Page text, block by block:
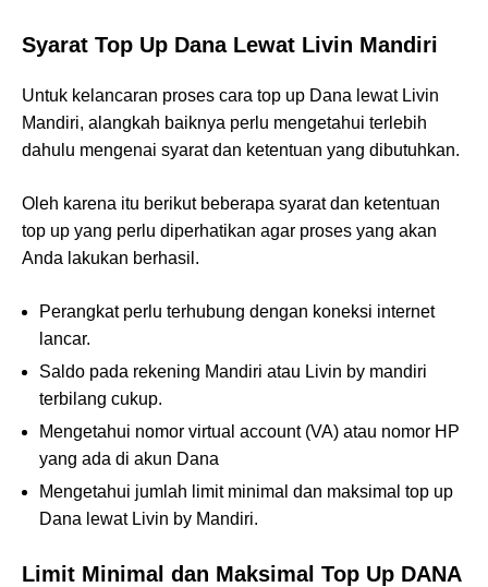
Syarat Top Up Dana Lewat Livin Mandiri
Untuk kelancaran proses cara top up Dana lewat Livin
Mandiri, alangkah baiknya perlu mengetahui terlebih
dahulu mengenai syarat dan ketentuan yang dibutuhkan.
Oleh karena itu berikut beberapa syarat dan ketentuan
top up yang perlu diperhatikan agar proses yang akan
Anda lakukan berhasil.
Perangkat perlu terhubung dengan koneksi internet
lancar.
Saldo pada rekening Mandiri atau Livin by mandiri
terbilang cukup.
Mengetahui nomor virtual account (VA) atau nomor HP
yang ada di akun Dana
Mengetahui jumlah limit minimal dan maksimal top up
Dana lewat Livin by Mandiri.
Limit Minimal dan Maksimal Top Up DANA